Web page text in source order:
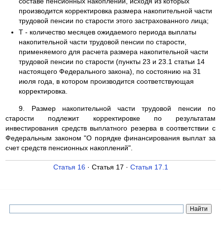
производится корректировка размера накопительной части
трудовой пенсии по старости этого застрахованного лица;
Т - количество месяцев ожидаемого периода выплаты
накопительной части трудовой пенсии по старости,
применяемого для расчета размера накопительной части
трудовой пенсии по старости (пункты 23 и 23.1 статьи 14
настоящего Федерального закона), по состоянию на 31
июля года, в котором производится соответствующая
корректировка.
9. Размер накопительной части трудовой пенсии по
старости подлежит корректировке по результатам
инвестирования средств выплатного резерва в соответствии с
Федеральным законом "О порядке финансирования выплат за
счет средств пенсионных накоплений".
Статья 16· Статья 17 · Статья 17.1